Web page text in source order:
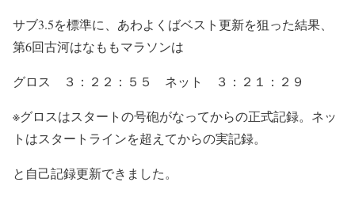
サブ3.5を標準に、あわよくばベスト更新を狙った結果、
第6回古河はなももマラソンは
グロス ３：２２：５５ ネット ３：２１：２９
※グロスはスタートの号砲がなってからの正式記録。ネッ
トはスタートラインを超えてからの実記録。
と自己記録更新できました。